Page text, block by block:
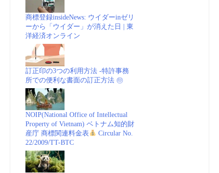
商標登録insideNews: ウイダーinゼリ
ーから「ウイダー」が消えた日 | 東
洋経済オンライン
訂正印の3つの利用方法 -特許事務
所での便利な書面の訂正方法 ㊞
NOIP(National Office of Intellectual
Property of Vietnam) ベトナム知的財
産庁 商標関連料金表
Circular No.
22/2009/TT-BTC